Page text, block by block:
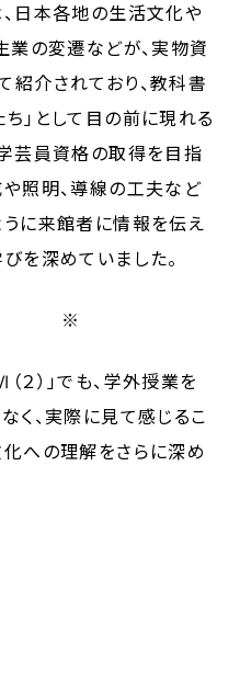
日本各地の生活文化や
業の変遷などが、実物資
介されており、教科書
」として目の前に現れる
芸員資格の取得を目指
照明、導線の工夫など
に来館者に情報を伝え
を深めていました。
※
）」でも、学外授業を
く、実際に見て感じるこ
への理解をさらに深め